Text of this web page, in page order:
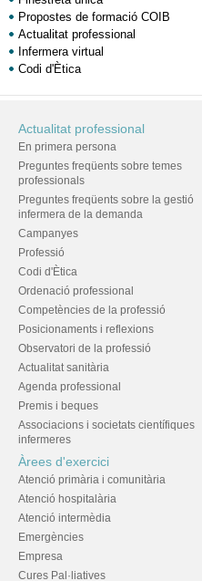
Propostes de formació COIB
Actualitat professional
Infermera virtual
Codi d'Ètica
Actualitat professional
En primera persona
Preguntes freqüents sobre temes
professionals
Preguntes freqüents sobre la gestió
infermera de la demanda
Campanyes
Professió
Codi d'Ètica
Ordenació professional
Competències de la professió
Posicionaments i reflexions
Observatori de la professió
Actualitat sanitària
Agenda professional
Premis i beques
Associacions i societats científiques
infermeres
Àrees d'exercici
Atenció primària i comunitària
Atenció hospitalària
Atenció intermèdia
Emergències
Empresa
Cures Pal·liatives